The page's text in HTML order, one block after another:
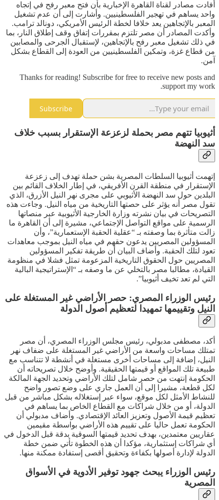
أفادت مصادر لقناة القاهرة الإخبارية بأن فتح معبر رفح في إتجاه
واحد يساهم في تهجير الفلسطينيين. وأشارت إلى أن عدم تشغيل
المعبر بالإتجاهين يعد خلافا لخطة الرئيس الأمريكي، دونالد ترامب.
وأكدت المصادر أن مصر تلتزم بمقررات إتفاق وقف إطلاق النار، بما
في ذلك تشغيل معبر رفح بالإتجاهين، لإستقبال الجرحى والمصابين
من قطاع غزة، وتمكين الفلسطينيين من العودة إلى القطاع بشكل
آمن.
Thanks for reading! Subscribe for free to receive new posts and
support my work.
Subscribe
أثيوبيا تتهم مصر بحملة لزعزعة الإستقرار بسبب خلاف
سد النهضة
إتهمت أثيوبيا السلطات المصرية بشن حملة تهدف إلى زعزعة
الإستقرار في منطقة القرن الأفريقي، في إطار الخلاف القائم بين
البلدين حول سد النهضة الأثيوبي على مجرى نهر النيل الأزرق، الذي
تقول مصر أنه يؤثر على حصتها التاريخية من مياه النيل. وجاءت هذه
التصريحات في بيان نشرته وزارة الخارجية الأثيوبية عبر منصاتها
الرسمية على مواقع التواصل الإجتماعي، مشيرة إلى أن القاهرة ما
زالت متأثرة بما وصفته بـ “عقلية الحقبة الإستعمارية”، وأن
المسؤولين المصريين يدعون حقهم في مياه النيل بموجب معاهدات
تعود لتلك الحقبة. وأضاف البيان أن طريقة تفكير المسؤولين
المصريين حول الحقوق التاريخية المزعومة تمثل فشلا في منظومة
القيادة، مطالبا مصر بالتخلي عن ما وصفه بـ “الإستراتيجية البالية
التي لم تعد تخيف أثيوبيا”.
رئيس الوزراء المصري: حصر الأراضي غير المستغلة على
النيل وتقييمها تمهيدا لتعظيم أصول الدولة
أكد، مصطفى مدبولي، رئيس مجلس الوزراء المصري، أن مصر
تمتلك مساحات واسعة من الأراضي غير المستغلة على ضفاف نهر
النيل، إضافة إلى مساحات أخرى مستغلة في أنشطة لا تتناسب مع
طبيعة تلك المواقع أو قيمتها الحقيقية. وأوضح خلال تصريحاته أن
الحكومة إنتهت من حصر شامل لتلك الأراضي وتحديد الجهة المالكة
لكل قطعة، مشيرا إلى أن العمل جاري على وضع تصور واضح
للنشاط الأمثل لكل موقع، سواء عبر إستغلاله بشكل مباشر من قبل
الدولة، أو من خلال شراكات مع القطاع الخاص بما يساهم في
تعظيم قيمة الأصول وتعزيز العائد الإقتصادي. وأضاف مدبولي أن
الحكومة تعمل حاليا على تقييم هذه الأراضي بواسطة مقيمين
عقاريين معتمدين، بهدف تحديد قيمتها السوقية بدقة قبل الدخول في
أي شراكات إستثمارية، مؤكدا أن هذه الخطوة تأتي ضمن خطة
الدولة لإدارة أصولها بكفاءة وتحقيق أقصى إستفادة ممكنة منها.
رئيس الوزراء يبحث جهود توفير الأدوية في الأسواق
المصرية